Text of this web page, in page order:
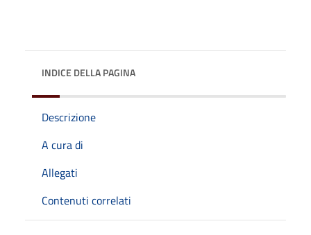
INDICE DELLA PAGINA
Descrizione
A cura di
Allegati
Contenuti correlati